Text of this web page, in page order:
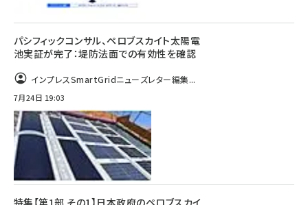
パシフィックコンサル、ペロブスカイト太陽電
池実証が完了：堤防法面での有効性を確認
インプレスSmartGridニューズレター編集...
7月24日 19:03
特集【第1部 その1】日本政府のペロブスカイ